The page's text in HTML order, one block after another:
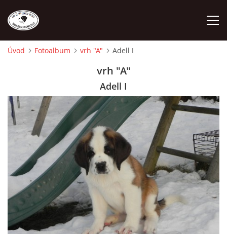
STANDARD
ŠTĚŇATA
VÝSTAVNÍ ÚSPĚCHY NAŠÍ CHS
Úvod Fotoalbum vrh "A" Adell I
vrh "A"
Adell I